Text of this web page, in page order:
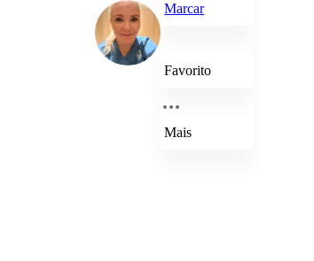
Marcar
Favorito
Mais